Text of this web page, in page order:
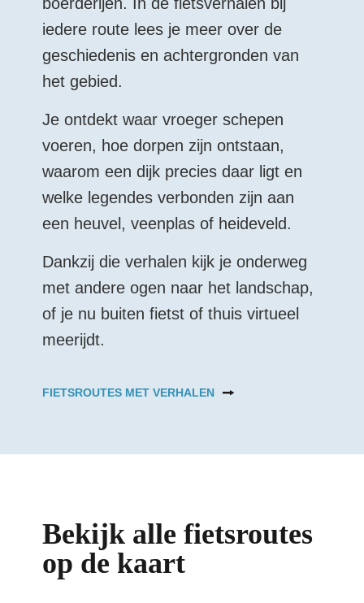
iedere route lees je meer over de
geschiedenis en achtergronden van
het gebied.
Je ontdekt waar vroeger schepen
voeren, hoe dorpen zijn ontstaan,
waarom een dijk precies daar ligt en
welke legendes verbonden zijn aan
een heuvel, veenplas of heideveld.
Dankzij die verhalen kijk je onderweg
met andere ogen naar het landschap,
of je nu buiten fietst of thuis virtueel
meerijdt.
FIETSROUTES MET VERHALEN
Bekijk alle fietsroutes
op de kaart